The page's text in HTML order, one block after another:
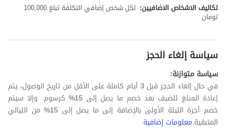
تكاليف الاشخاص الاضافيين:
لكل شخص إضافي التكلفة تبلغ 100,000
تومان
سياسة إلغاء الحجز
سياسة متوازنة:
في حال إلغاء الحجز قبل 3 أيام كاملة على الأقل من تاريخ الوصول، يتم
إعادة المبلغ للضيف بعد خصم ما يصل إلى 15% كرسوم. وإلا سيتم
خصم أجرة الليلة الأولى بالإضافة إلى ما يصل إلى 15% من الليالي
المتبقية.معلومات إضافية